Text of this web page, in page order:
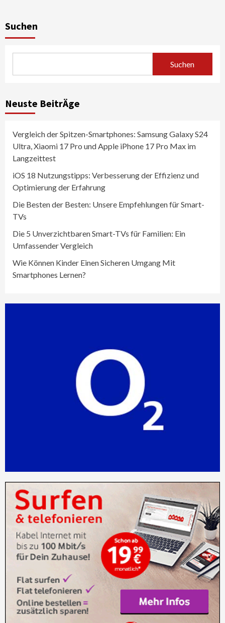
Suchen
Suchen
Neuste BeitrÄge
Vergleich der Spitzen-Smartphones: Samsung Galaxy S24
Ultra, Xiaomi 17 Pro und Apple iPhone 17 Pro Max im
Langzeittest
iOS 18 Nutzungstipps: Verbesserung der Effizienz und
Optimierung der Erfahrung
Die Besten der Besten: Unsere Empfehlungen für Smart-
TVs
Die 5 Unverzichtbaren Smart-TVs für Familien: Ein
Umfassender Vergleich
Wie Können Kinder Einen Sicheren Umgang Mit
Smartphones Lernen?